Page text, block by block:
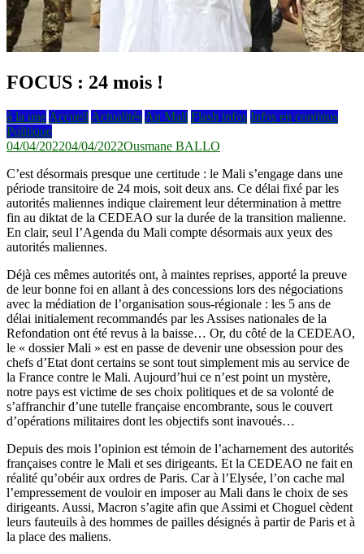
FOCUS : 24 mois !
à la une Accueil Actualités Au Mali Flash infos Infos en continus
Politique
04/04/202204/04/2022Ousmane BALLO
C’est désormais presque une certitude : le Mali s’engage dans une
période transitoire de 24 mois, soit deux ans. Ce délai fixé par les
autorités maliennes indique clairement leur détermination à mettre
fin au diktat de la CEDEAO sur la durée de la transition malienne.
En clair, seul l’Agenda du Mali compte désormais aux yeux des
autorités maliennes.
Déjà ces mêmes autorités ont, à maintes reprises, apporté la preuve
de leur bonne foi en allant à des concessions lors des négociations
avec la médiation de l’organisation sous-régionale : les 5 ans de
délai initialement recommandés par les Assises nationales de la
Refondation ont été revus à la baisse… Or, du côté de la CEDEAO,
le « dossier Mali » est en passe de devenir une obsession pour des
chefs d’Etat dont certains se sont tout simplement mis au service de
la France contre le Mali. Aujourd’hui ce n’est point un mystère,
notre pays est victime de ses choix politiques et de sa volonté de
s’affranchir d’une tutelle française encombrante, sous le couvert
d’opérations militaires dont les objectifs sont inavoués…
Depuis des mois l’opinion est témoin de l’acharnement des autorités
françaises contre le Mali et ses dirigeants. Et la CEDEAO ne fait en
réalité qu’obéir aux ordres de Paris. Car à l’Elysée, l’on cache mal
l’empressement de vouloir en imposer au Mali dans le choix de ses
dirigeants. Aussi, Macron s’agite afin que Assimi et Choguel cèdent
leurs fauteuils à des hommes de pailles désignés à partir de Paris et à
la place des maliens.